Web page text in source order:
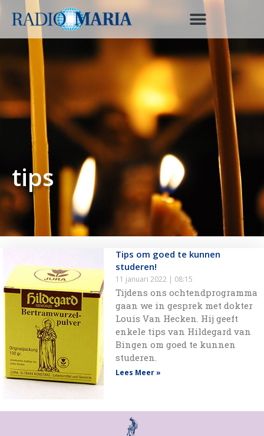
tips
Tips om goed te kunnen
studeren!
11 januari 2022 08:15
Tijdens ons ochtendprogramma
gaan we in gesprek met dokter
Louis Van Hecken. Hij geeft
enkele tips van Hildegard van
Bingen om goed te kunnen
studeren.
Lees Meer »